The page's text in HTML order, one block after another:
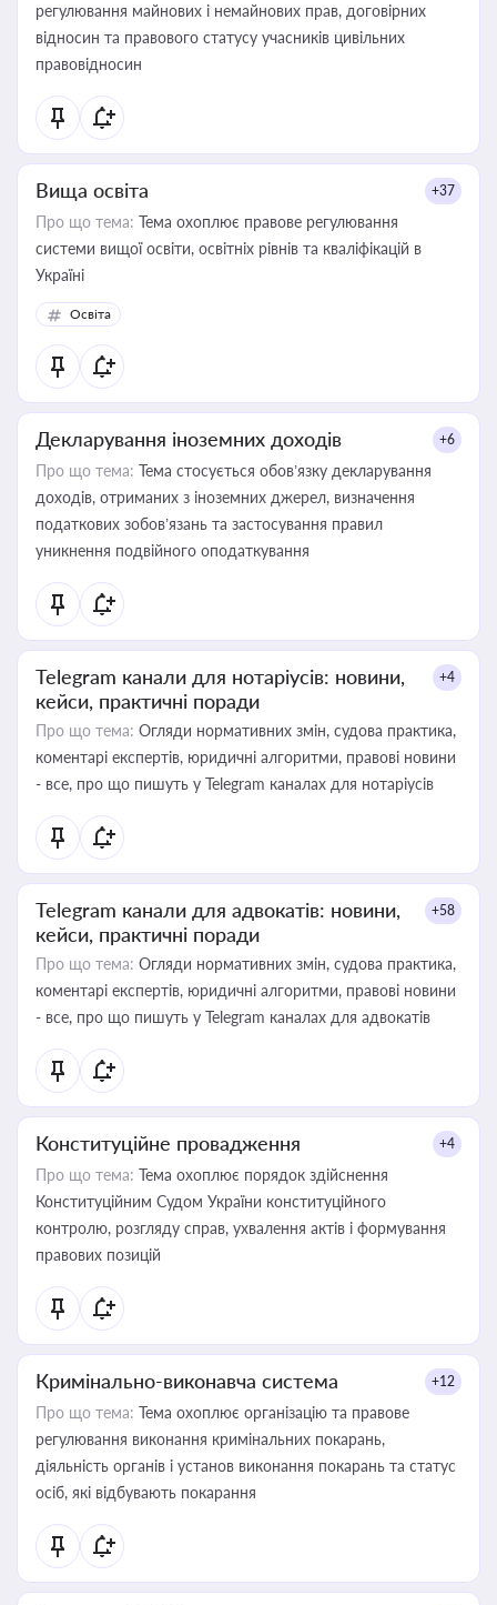
регулювання майнових і немайнових прав, договірних
відносин та правового статусу учасників цивільних
правовідносин
Вища освіта +37
Про що тема: Тема охоплює правове регулювання
системи вищої освіти, освітніх рівнів та кваліфікацій в
Україні
Освіта
Декларування іноземних доходів +6
Про що тема: Тема стосується обов’язку декларування
доходів, отриманих з іноземних джерел, визначення
податкових зобов’язань та застосування правил
уникнення подвійного оподаткування
Telegram канали для нотаріусів: новини,
кейси, практичні поради
+4
Про що тема: Огляди нормативних змін, судова практика,
коментарі експертів, юридичні алгоритми, правові новини
- все, про що пишуть у Telegram каналах для нотаріусів
Telegram канали для адвокатів: новини,
кейси, практичні поради
+58
Про що тема: Огляди нормативних змін, судова практика,
коментарі експертів, юридичні алгоритми, правові новини
- все, про що пишуть у Telegram каналах для адвокатів
Конституційне провадження +4
Про що тема: Тема охоплює порядок здійснення
Конституційним Судом України конституційного
контролю, розгляду справ, ухвалення актів і формування
правових позицій
Кримінально-виконавча система +12
Про що тема: Тема охоплює організацію та правове
регулювання виконання кримінальних покарань,
діяльність органів і установ виконання покарань та статус
осіб, які відбувають покарання